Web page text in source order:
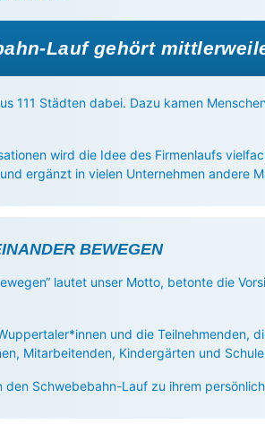
Lauf gehört
111 Städten dabei. Dazu kamen
wird die Idee des Firmenlaufs
ergänzt in vielen Unternehmen andere
BEWEGEN
lautet unser Motto, betonte die
und die Teilnehmenden,
Mitarbeitenden, Kindergärten und
den Schwebebahn-Lauf zu ihrem